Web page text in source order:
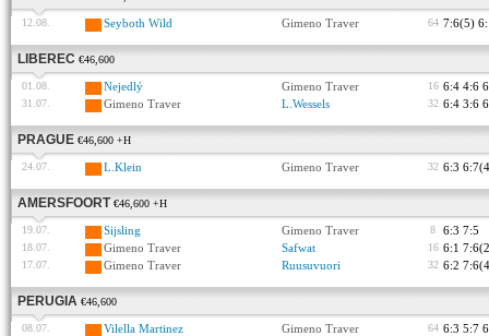
12.08. Seyboth Wild Gimeno Traver 64 7:6(5)
LIBEREC €46,600
01.08. Nejedlý Gimeno Traver 16 6:4 4:6
31.07. Gimeno Traver L.Wessels 32 6:4 3:6
PRAGUE €46,600 +H
24.07. L.Klein Gimeno Traver 32 6:3
AMERSFOORT €46,600 +H
19.07. Sijsling Gimeno Traver 8 6:3 7:5
18.07. Gimeno Traver Safwat 16 6:1
17.07. Gimeno Traver Ruusuvuori 32 6:2
PERUGIA €46,600
08.07. Vilella Martinez Gimeno Traver 64 6:3 5:7